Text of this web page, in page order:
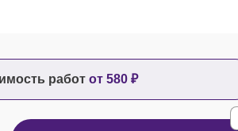
работ от 580 ₽